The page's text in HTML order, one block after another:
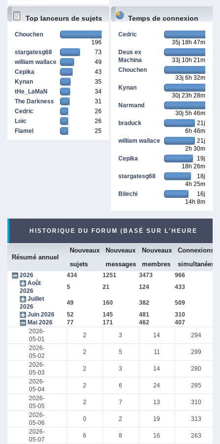
Top lanceurs de sujets
Chouchen
196
stargatesg68
73
william wallace
49
Cepika
43
Kynan
35
tHe_LaMaN
34
The Darkness
31
Cedric
26
Loïc
26
Flamel
25
Temps de connexion
Cedric
35j 18h 47m
Deus ex
Machina
33j 10h 21m
Chouchen
33j 6h 32m
Kynan
30j 23h 28m
Narmand
30j 5h 46m
braduck
21j
6h 46m
william wallace
21j
2h 30m
Cepika
19j
18h 26m
stargatesg68
18j
4h 25m
Bilechi
16j
14h 8m
HISTORIQUE DU FORUM (BASÉ SUR L'HEURE
Résumé annuel
Nouveaux
sujets
Nouveaux
messages
Nouveaux
membres
Connexions
simultanées
2026 434 1251 3473 966
Août
2026
5 21 124 433
Juillet
2026
49 160 382 509
Juin 2026
52 145 481 310
Mai 2026
77 171 462 407
2026-
05-01
2 3 14
294
2026-
05-02
2 5 11
299
2026-
05-03
2 3 14
280
2026-
05-04
2 6 24
285
2026-
05-05
2 7 13
310
2026-
05-06
0 2 19
313
2026-
05-07
6 8 16
263